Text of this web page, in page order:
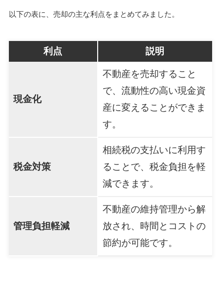
以下の表に、売却の主な利点をまとめてみました。
利点 説明
現金化
不動産を売却すること
で、流動性の高い現金資
産に変えることができま
す。
税金対策
相続税の支払いに利用す
ることで、税金負担を軽
減できます。
管理負担軽減
不動産の維持管理から解
放され、時間とコストの
節約が可能です。